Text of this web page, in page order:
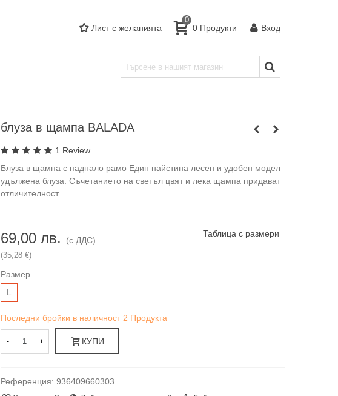
Лист с желанията
0
0 Продукти Вход
блуза в щампа BALADA
1 Review
Блуза в щампа с паднало рамо Един найстина лесен и удобен модел
удължена блуза. Съчетанието на светъл цвят и лека щампа придават
отличителност.
69,00 лв. (с ДДС)
(35,28 €)
Таблица с размери
Размер
L
Последни бройки в наличност 2 Продукта
- + КУПИ
Референция: 936409660303